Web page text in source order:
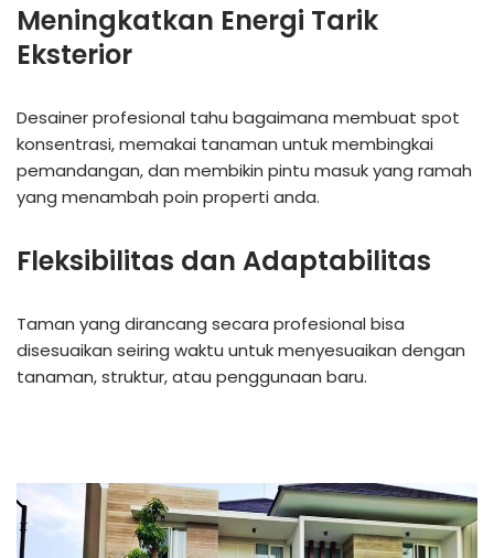
Meningkatkan Energi Tarik
Eksterior
Desainer profesional tahu bagaimana membuat spot
konsentrasi, memakai tanaman untuk membingkai
pemandangan, dan membikin pintu masuk yang ramah
yang menambah poin properti anda.
Fleksibilitas dan Adaptabilitas
Taman yang dirancang secara profesional bisa
disesuaikan seiring waktu untuk menyesuaikan dengan
tanaman, struktur, atau penggunaan baru.